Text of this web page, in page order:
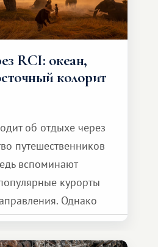
RCI: океан,
колорит
об отдыхе через
путешественников
вспоминают
курорты
Однако
системы
Среди них есть